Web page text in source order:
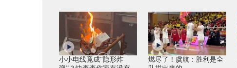
小小电线竟成“隐形炸
燃尽了！虞航：胜利是全